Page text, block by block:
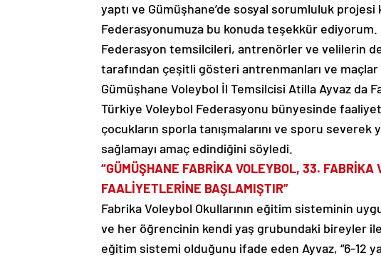
yaptı ve Gümüşhane’de sosyal sorumluluk
Federasyonumuza bu konuda teşekkür ediyorum.
Federasyon temsilcileri, antrenörler ve velilerin
tarafından çeşitli gösteri antrenmanları ve maçlar
Gümüşhane Voleybol İl Temsilcisi Atilla Ayvaz da
Türkiye Voleybol Federasyonu bünyesinde
çocukların sporla tanışmalarını ve sporu
sağlamayı amaç edindiğini söyledi.
“GÜMÜŞHANE FABRİKA VOLEYBOL, 33. FABRİKA
FAALİYETLERİNE BAŞLAMIŞTIR”
Fabrika Voleybol Okullarının eğitim sisteminin
ve her öğrencinin kendi yaş grubundaki bireyler
eğitim sistemi olduğunu ifade eden Ayvaz, “6-12